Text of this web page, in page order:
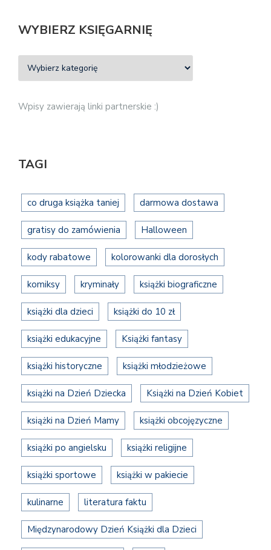
WYBIERZ KSIĘGARNIĘ
Wpisy zawierają linki partnerskie :)
TAGI
co druga książka taniej darmowa dostawa
gratisy do zamówienia Halloween
kody rabatowe kolorowanki dla dorosłych
komiksy kryminały książki biograficzne
książki dla dzieci książki do 10 zł
książki edukacyjne Książki fantasy
książki historyczne książki młodzieżowe
książki na Dzień Dziecka Książki na Dzień Kobiet
książki na Dzień Mamy książki obcojęzyczne
książki po angielsku książki religijne
książki sportowe książki w pakiecie
kulinarne literatura faktu
Międzynarodowy Dzień Książki dla Dzieci